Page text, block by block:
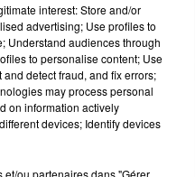
interest: Store and/or
advertising; Use profiles to
Understand audiences through
to personalise content; Use
detect fraud, and fix errors;
may process personal
on information actively
devices; Identify devices
et/ou partenaires dans "Gérer